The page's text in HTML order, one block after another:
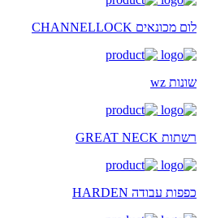
לום מכונאים CHANNELLOCK
שונות wz
רשתות GREAT NECK
כפפות עבודה HARDEN